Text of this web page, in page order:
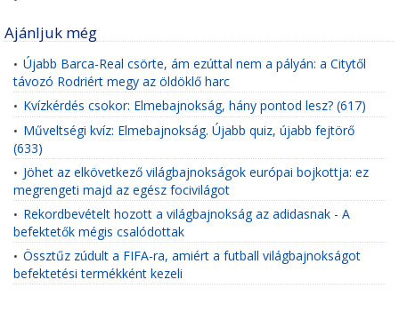
Ajánljuk még
• Újabb Barca-Real csörte, ám ezúttal nem a pályán: a Citytől
távozó Rodriért megy az öldöklő harc
• Kvízkérdés csokor: Elmebajnokság, hány pontod lesz? (617)
• Műveltségi kvíz: Elmebajnokság. Újabb quiz, újabb fejtörő
(633)
• Jöhet az elkövetkező világbajnokságok európai bojkottja: ez
megrengeti majd az egész focivilágot
• Rekordbevételt hozott a világbajnokság az adidasnak - A
befektetők mégis csalódottak
• Össztűz zúdult a FIFA-ra, amiért a futball világbajnokságot
befektetési termékként kezeli